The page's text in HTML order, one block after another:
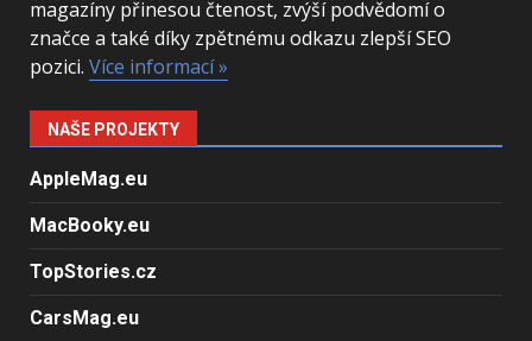
magazíny přinesou čtenost, zvýší podvědomí o
značce a také díky zpětnému odkazu zlepší SEO
pozici. Více informací »
NAŠE PROJEKTY
AppleMag.eu
MacBooky.eu
TopStories.cz
CarsMag.eu